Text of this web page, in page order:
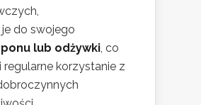
do swojego
lub odżywki , co
regularne korzystanie z